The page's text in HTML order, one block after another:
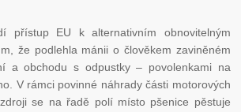
přístup EU k alternativním obnovitelným
že podlehla mánii o člověkem zaviněném
a obchodu s odpustky – povolenkami na
V rámci povinné náhrady části motorových
se na řadě polí místo pšenice pěstuje